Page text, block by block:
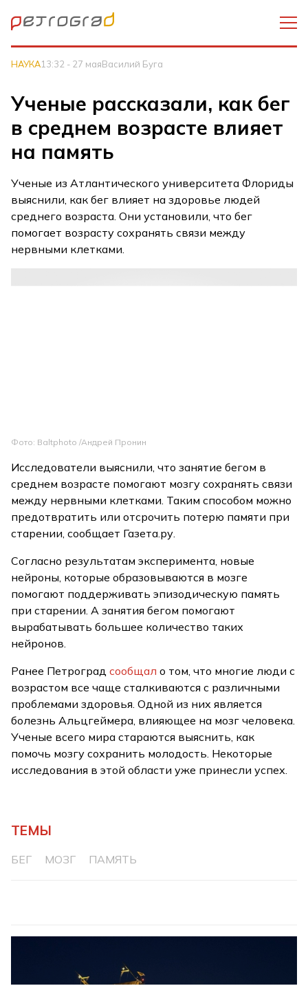
НАУКА13:32 - 27 маяВасилий Буга
Ученые рассказали, как бег
в среднем возрасте влияет
на память
Ученые из Атлантического университета Флориды
выяснили, как бег влияет на здоровье людей
среднего возраста. Они установили, что бег
помогает возрасту сохранять связи между
нервными клетками.
Фото: Baltphoto /Андрей Пронин
Исследователи выяснили, что занятие бегом в
среднем возрасте помогают мозгу сохранять связи
между нервными клетками. Таким способом можно
предотвратить или отсрочить потерю памяти при
старении, сообщает Газета.ру.
Согласно результатам эксперимента, новые
нейроны, которые образовываются в мозге
помогают поддерживать эпизодическую память
при старении. А занятия бегом помогают
вырабатывать большее количество таких
нейронов.
Ранее Петроградсообщал о том, что многие люди с
возрастом все чаще сталкиваются с различными
проблемами здоровья. Одной из них является
болезнь Альцгеймера, влияющее на мозг человека.
Ученые всего мира стараются выяснить, как
помочь мозгу сохранить молодость. Некоторые
исследования в этой области уже принесли успех.
ТЕМЫ
БЕГ МОЗГ ПАМЯТЬ